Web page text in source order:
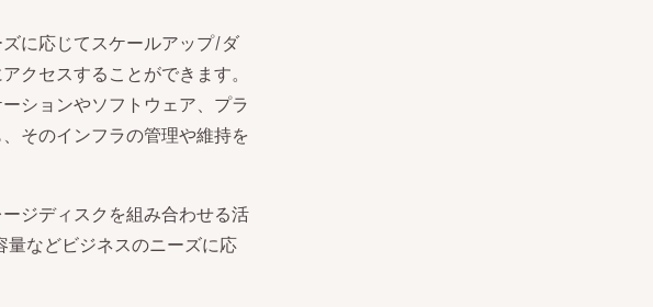
に応じてスケールアップ/ダ
クセスすることができます。
ションやソフトウェア、プラ
そのインフラの管理や維持を
ジディスクを組み合わせる活
量などビジネスのニーズに応